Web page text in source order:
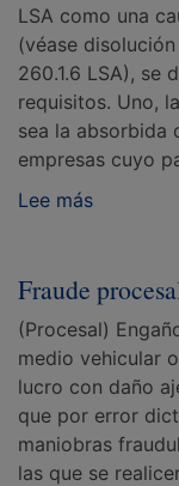
LSA como una
(véase
260.1.6 LSA), se
requisitos. Uno,
sea la absorbida
empresas cuyo
Lee más
Fraude
(Procesal)
medio vehicular
lucro con daño
que por error
maniobras
las que se